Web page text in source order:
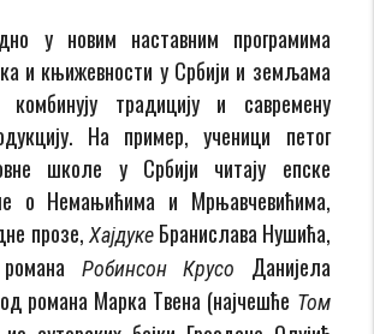
у новим наставним програмима
и књижевности у Србији и земљама
комбинују традицију и савремену
На пример, ученици петог
школе у Србији читају епске
о Немањићима и Мрњавчевићима,
прозе, Хајдуке Бранислава Нушића,
Робинсон Крусо Данијела
романа Марка Твена (најчешће Том